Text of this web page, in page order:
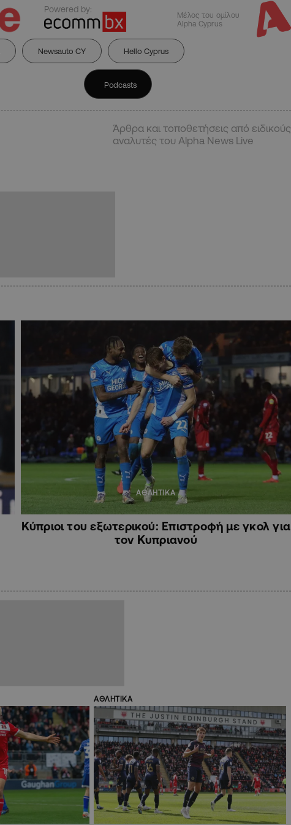
Powered by:
Μέλος του ομίλου
Alpha Cyprus
Newsauto CY Hello Cyprus
Podcasts
Άρθρα και τοποθετήσεις από ειδικούς
αναλυτές του Alpha News Live
ΑΘΛΗΤΙΚΑ
Κύπριοι του εξωτερικού: Επιστροφή με γκολ για
τον Κυπριανού
ΑΘΛΗΤΙΚΑ